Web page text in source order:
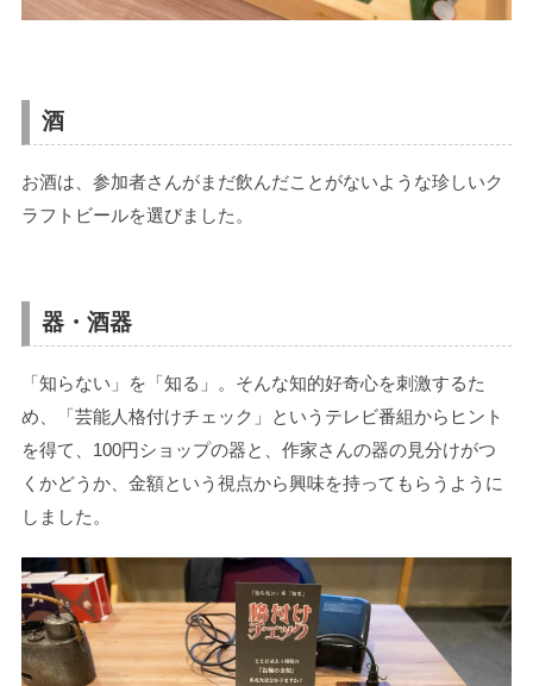
酒
お酒は、参加者さんがまだ飲んだことがないような珍しいク
ラフトビールを選びました。
器・酒器
「知らない」を「知る」。そんな知的好奇心を刺激するた
め、「芸能人格付けチェック」というテレビ番組からヒント
を得て、100円ショップの器と、作家さんの器の見分けがつ
くかどうか、金額という視点から興味を持ってもらうように
しました。